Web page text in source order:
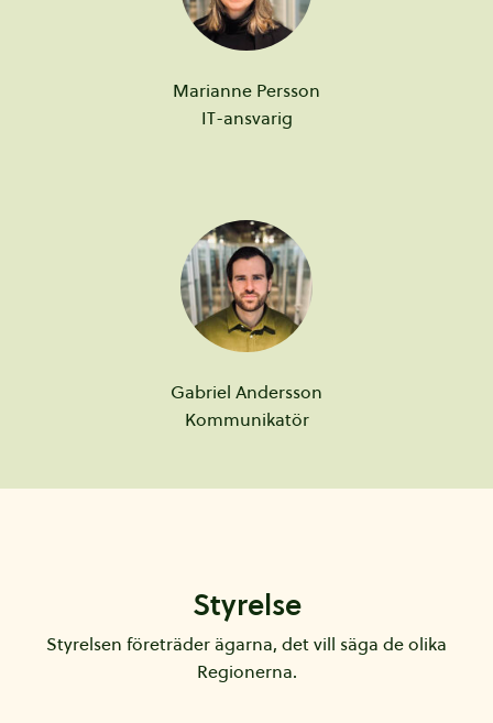
Marianne Persson
IT-ansvarig
Gabriel Andersson
Kommunikatör
Styrelse
Styrelsen företräder ägarna, det vill säga de olika
Regionerna.